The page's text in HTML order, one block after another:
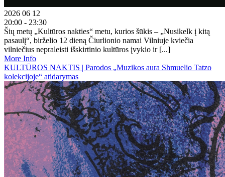
2026 06 12
20:00 - 23:30
Šių metų „Kultūros nakties“ metu, kurios šūkis – „Nusikelk į kitą
pasaulį“, birželio 12 dieną Čiurlionio namai Vilniuje kviečia
vilniečius nepraleisti išskirtinio kultūros įvykio ir [...]
More Info
KULTŪROS NAKTIS | Parodos „Muzikos aura Shmuelio Tatzo
kolekcijoje“ atidarymas